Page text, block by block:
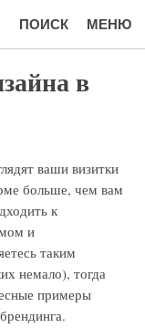
МЕНЮ
ПОИСК
в
ваши визитки
больше, чем вам
к
и
таким
немало), тогда
примеры